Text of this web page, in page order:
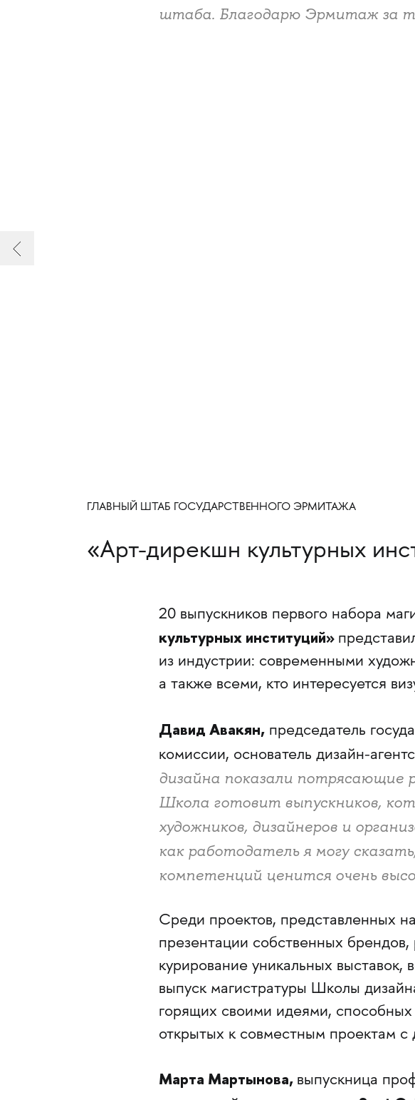
штаба. Благодарю Эрмитаж за
ГЛАВНЫЙ ШТАБ ГОСУДАРСТВЕННОГО ЭРМИТАЖА
«Арт-дирекшн культурных
20 выпускников первого набора
культурных институций»
из индустрии: современными
а также всеми, кто интересуется
Давид Авакян, председатель
комиссии, основатель дизайн-
дизайна показали
Школа готовит выпускников,
художников, дизайнеров и
как работодатель я могу
компетенций ценится очень
Среди проектов, представленных
презентации собственных
курирование уникальных
выпуск магистратуры Школы
горящих своими идеями, способных
открытых к совместным проектам с
Марта Мартынова, выпускница